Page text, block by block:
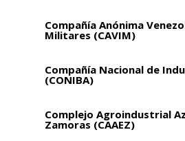
Compañía Anónima
Militares (CAVIM)
Compañía Nacional de
(CONIBA)
Complejo Agroindustrial
Zamoras (CAAEZ)